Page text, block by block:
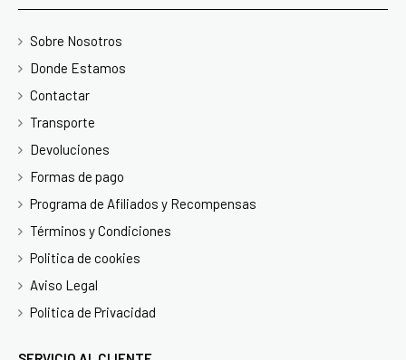
Sobre Nosotros
Donde Estamos
Contactar
Transporte
Devoluciones
Formas de pago
Programa de Afiliados y Recompensas
Términos y Condiciones
Politica de cookies
Aviso Legal
Politica de Privacidad